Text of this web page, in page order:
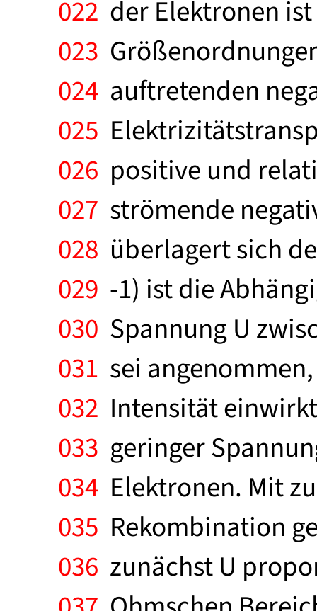
022 der Elektronen
023
024 auftretenden
025
026 positive und
027 strömende
028 überlagert sich
029 -1) ist die
030 Spannung U
031 sei
032 Intensität
033 geringer
034 Elektronen. Mit
035 Rekombination
036 zunächst U